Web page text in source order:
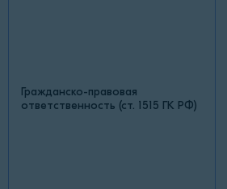
Гражданско-правовая
ответственность (ст. 1515 ГК РФ)